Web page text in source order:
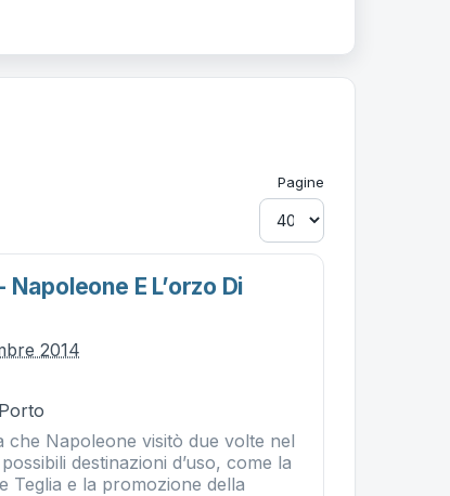
Pagine
E L’orzo Di
2014
che Napoleone visitò due volte nel
destinazioni d’uso, come la
Teglia e la promozione della